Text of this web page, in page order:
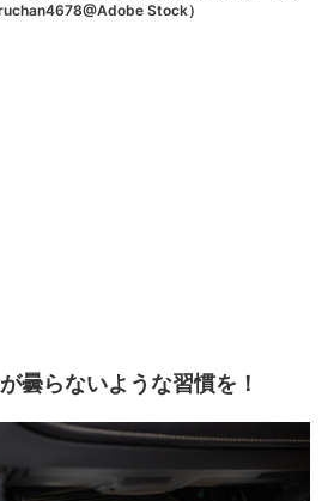
Stock）
曇らないような習慣を！